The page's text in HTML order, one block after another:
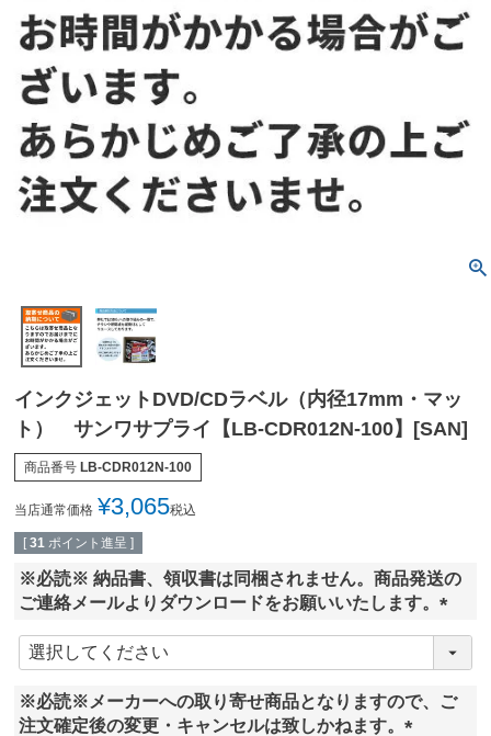
インクジェットDVD/CDラベル（内径17mm・マッ
ト） サンワサプライ【LB-CDR012N-100】[SAN]
商品番号 LB-CDR012N-100
当店通常価格 ¥3,065税込
[ 31 ポイント進呈 ]
※必読※ 納品書、領収書は同梱されません。商品発送の
ご連絡メールよりダウンロードをお願いいたします。
(
必
)
※必読※メーカーへの取り寄せ商品となりますので、ご
注文確定後の変更・キャンセルは致しかねます。